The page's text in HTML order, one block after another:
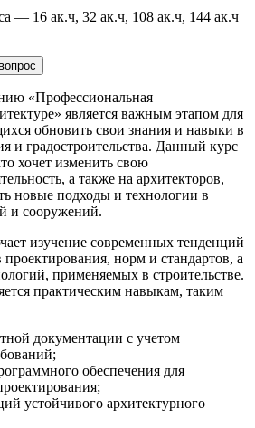
— 16 ак.ч, 32 ак.ч, 108 ак.ч, 144 ак.ч
«Профессиональная
является важным этапом для
обновить свои знания и навыки в
и градостроительства. Данный курс
хочет изменить свою
а также на архитекторов,
новые подходы и технологии в
и сооружений.
изучение современных тенденций
проектирования, норм и стандартов, а
применяемых в строительстве.
практическим навыкам, таким
документации с учетом
обеспечения для
устойчивого архитектурного